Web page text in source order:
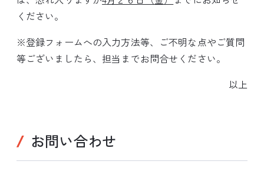
ください。
※登録フォームへの入力方法等、ご不明な点やご質問
等ございましたら、担当までお問合せください。
以上
お問い合わせ